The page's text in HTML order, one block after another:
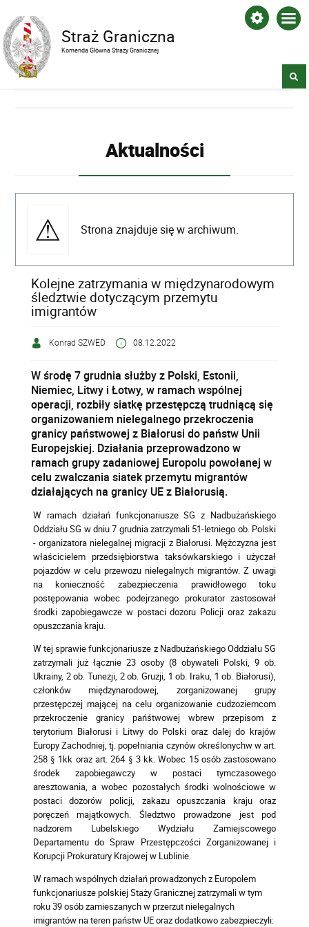
Straż Graniczna
Komenda Główna Straży Granicznej
Aktualności
Strona znajduje się w archiwum.
Kolejne zatrzymania w międzynarodowym
śledztwie dotyczącym przemytu
imigrantów
Konrad SZWED 08.12.2022
W środę 7 grudnia służby z Polski, Estonii,
Niemiec, Litwy i Łotwy, w ramach wspólnej
operacji, rozbiły siatkę przestępczą trudniącą się
organizowaniem nielegalnego przekroczenia
granicy państwowej z Białorusi do państw Unii
Europejskiej. Działania przeprowadzono w
ramach grupy zadaniowej Europolu powołanej w
celu zwalczania siatek przemytu migrantów
działających na granicy UE z Białorusią.
W ramach działań funkcjonariusze SG z Nadbużańskiego
Oddziału SG w dniu 7 grudnia zatrzymali 51-letniego ob. Polski
- organizatora nielegalnej migracji z Białorusi. Mężczyzna jest
właścicielem przedsiębiorstwa taksówkarskiego i użyczał
pojazdów w celu przewozu nielegalnych migrantów. Z uwagi
na konieczność zabezpieczenia prawidłowego toku
postępowania wobec podejrzanego prokurator zastosował
środki zapobiegawcze w postaci dozoru Policji oraz zakazu
opuszczania kraju.
W tej sprawie funkcjonariusze z Nadbużańskiego Oddziału SG
zatrzymali już łącznie 23 osoby (8 obywateli Polski, 9 ob.
Ukrainy, 2 ob. Tunezji, 2 ob. Gruzji, 1 ob. Iraku, 1 ob. Białorusi),
członków międzynarodowej, zorganizowanej grupy
przestępczej mającej na celu organizowanie cudzoziemcom
przekroczenie granicy pańśtwowej wbrew przepisom z
terytorium Białorusi i Litwy do Polski oraz dalej do krajów
Europy Zachodniej, tj. popełniania czynów określonychw w art.
258 § 1kk oraz art. 264 § 3 kk. Wobec 15 osób zastosowano
środek zapobiegawczy w postaci tymczasowego
aresztowania, a wobec pozostałych środki wolnościowe w
postaci dozorów policji, zakazu opuszczania kraju oraz
poręczeń majątkowych. Śledztwo prowadzone jest pod
nadzorem Lubelskiego Wydziału Zamiejscowego
Departamentu do Spraw Przestępczości Zorganizowanej i
Korupcji Prokuratury Krajowej w Lublinie.
W ramach wspólnych działań prowadzonych z Europolem
funkcjonariusze polskiej Staży Granicznej zatrzymali w tym
roku 39 osób zamieszanych w przerzut nielegalnych
imigrantów na teren państw UE oraz dodatkowo zabezpieczyli: